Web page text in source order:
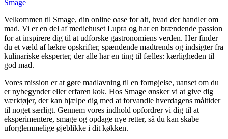
Smage
Velkommen til Smage, din online oase for alt, hvad der handler om
mad. Vi er en del af mediehuset Lupra og har en brændende passion
for at inspirere dig til at udforske gastronomiens verden. Her finder
du et væld af lækre opskrifter, spændende madtrends og indsigter fra
kulinariske eksperter, der alle har en ting til fælles: kærligheden til
god mad.
Vores mission er at gøre madlavning til en fornøjelse, uanset om du
er nybegynder eller erfaren kok. Hos Smage ønsker vi at give dig
værktøjer, der kan hjælpe dig med at forvandle hverdagens måltider
til noget særligt. Gennem vores indhold opfordrer vi dig til at
eksperimentere, smage og opdage nye retter, så du kan skabe
uforglemmelige øjeblikke i dit køkken.